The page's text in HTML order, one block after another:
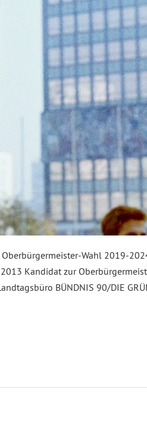
Wahl 2019-
Kandidat zur
BÜNDNIS 90/DIE